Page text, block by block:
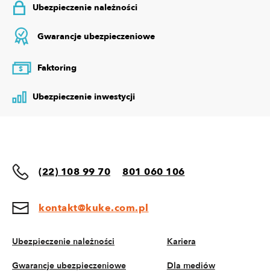
Ubezpieczenie należności
Gwarancje ubezpieczeniowe
$ Faktoring
Ubezpieczenie inwestycji
(22) 108 99 70 801 060 106
kontakt@kuke.com.pl
Ubezpieczenie należności
Gwarancje ubezpieczeniowe
Kariera
Dla mediów